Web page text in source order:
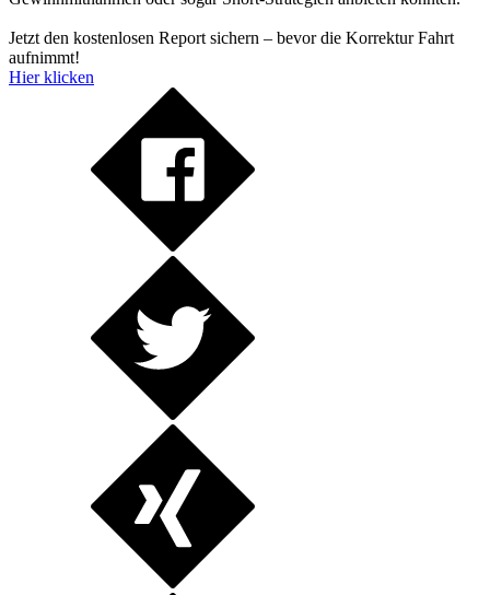
Jetzt den kostenlosen Report sichern – bevor die Korrektur Fahrt
aufnimmt!
Hier klicken